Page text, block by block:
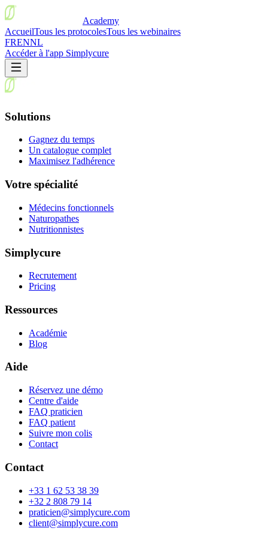
Academy
AccueilTous les protocolesTous les webinaires
FRENNL
Accéder à l'app Simplycure
Solutions
Gagnez du temps
Un catalogue complet
Maximisez l'adhérence
Votre spécialité
Médecins fonctionnels
Naturopathes
Nutritionnistes
Simplycure
Recrutement
Pricing
Ressources
Académie
Blog
Aide
Réservez une démo
Centre d'aide
FAQ praticien
FAQ patient
Suivre mon colis
Contact
Contact
+33 1 62 53 38 39
+32 2 808 79 14
praticien@simplycure.com
client@simplycure.com